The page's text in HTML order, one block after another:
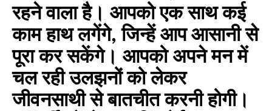
रहने वाला है। आपको एक साथ कई
काम हाथ लगेंगे, जिन्हें आप आसानी से
पूरा कर सकेंगे। आपको अपने मन में
चल रही उलझनों को लेकर
जीवनसाथी से बातचीत करनी होगी।